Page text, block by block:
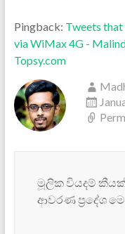
Pingback: Tweets that
via WiMax 4G -
Topsy.com
මූලික වියදම් කීයක්
ආවරණ ප්‍රදේශ